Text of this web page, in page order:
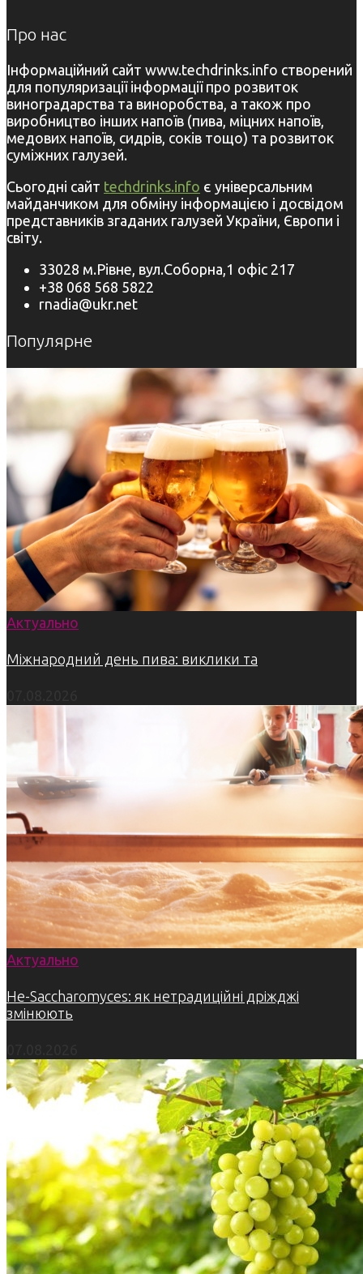
Про нас
Інформаційний сайт www.techdrinks.info створений
для популяризації інформації про розвиток
виноградарства та виноробства, а також про
виробництво інших напоїв (пива, міцних напоїв,
медових напоїв, сидрів, соків тощо) та розвиток
суміжних галузей.
Сьогодні сайт techdrinks.info є універсальним
майданчиком для обміну інформацією і досвідом
представників згаданих галузей України, Європи і
світу.
33028 м.Рівне, вул.Соборна,1 офіс 217
+38 068 568 5822
rnadia@ukr.net
Популярне
Актуально
Міжнародний день пива: виклики та
Актуально
Не-Saccharomyces: як нетрадиційні дріжджі
змінюють